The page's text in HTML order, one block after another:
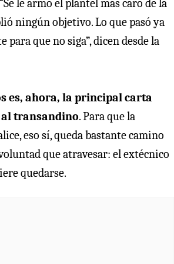
le armó el plantel más caro de la
ningún objetivo. Lo que pasó ya
que no siga”, dicen desde la
es, ahora, la principal carta
transandino. Para que la
eso sí, queda bastante camino
que atravesar: el extécnico
quedarse.